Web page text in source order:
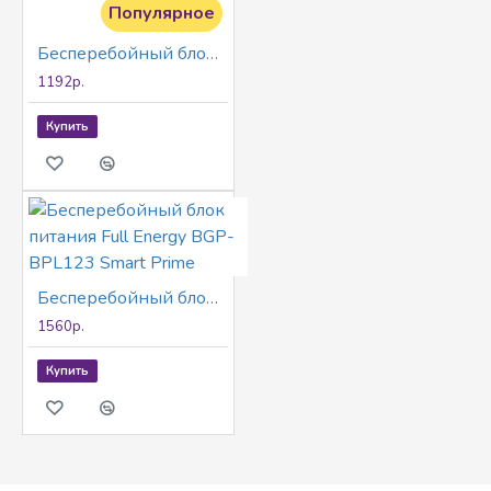
Популярное
Бесперебойный блок питания Full Energy BGP-BPL121 Smart Prime
1192р.
Купить
Бесперебойный блок питания Full Energy BGP-BPL123 Smart Prime
1560р.
Купить